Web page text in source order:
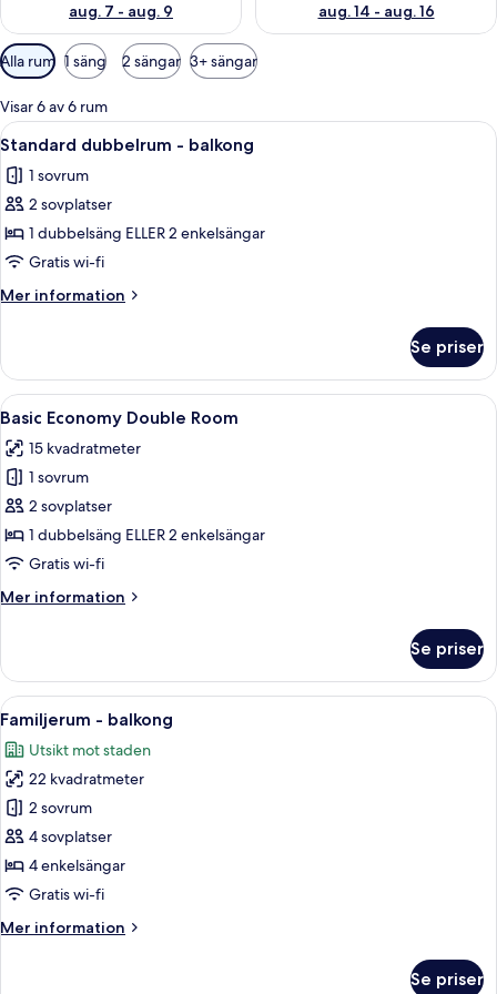
aug. 7 - aug. 9
aug. 14 - aug. 16
Tillgängliga
filter
för
rum
Alla rum 1 säng 2 sängar 3+ sängar
Visar 6 av 6 rum
Öppna
alla
foton
för
Standard
dubbelrum
-
balkong
Ett hotellrum med en säng, ett
7
Standard dubbelrum - balkong
1 sovrum
2 sovplatser
1 dubbelsäng ELLER 2 enkelsängar
Gratis wi-fi
Mer information
Mer
dubbelrum
balkong
Se priser
Öppna
alla
foton
för
Basic
Economy
Double
Ett hotellrum med två separata
6
Basic Economy Double Room
15 kvadratmeter
1 sovrum
2 sovplatser
1 dubbelsäng ELLER 2 enkelsängar
Gratis wi-fi
Mer information
Mer
Economy
Double
Room
Se priser
Öppna
alla
foton
för
Familjerum
-
balkong
Ett hotellrum med en säng, ett
6
Familjerum - balkong
Utsikt mot staden
22 kvadratmeter
2 sovrum
4 sovplatser
4 enkelsängar
Gratis wi-fi
Mer information
Mer
Se priser